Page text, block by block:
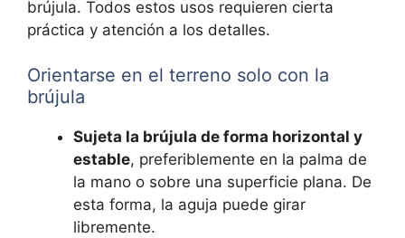
brújula. Todos estos usos requieren cierta
práctica y atención a los detalles.
Orientarse en el terreno solo con la
brújula
Sujeta la brújula de forma horizontal y
estable, preferiblemente en la palma de
la mano o sobre una superficie plana. De
esta forma, la aguja puede girar
libremente.